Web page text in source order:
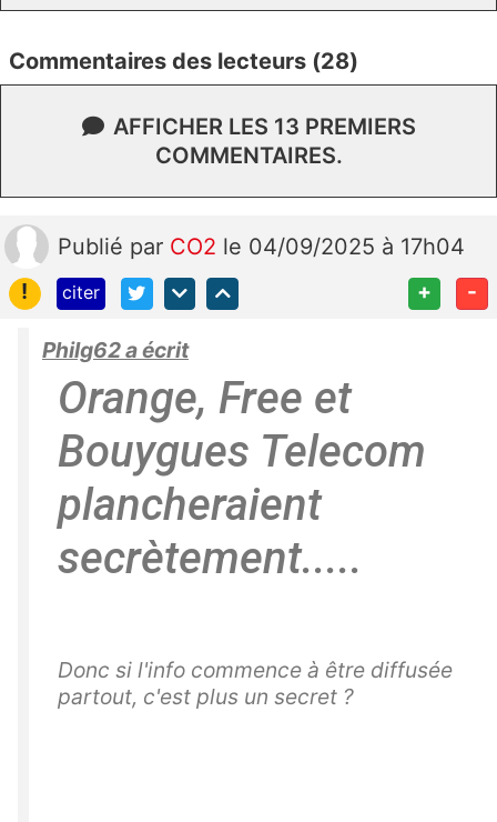
Commentaires des lecteurs (28)
AFFICHER LES 13 PREMIERS
COMMENTAIRES.
Publié par CO2 le 04/09/2025 à 17h04
!
citer + -
Philg62 a écrit
Orange, Free et
Bouygues Telecom
plancheraient
secrètement.....
Donc si l'info commence à être diffusée
partout, c'est plus un secret ?